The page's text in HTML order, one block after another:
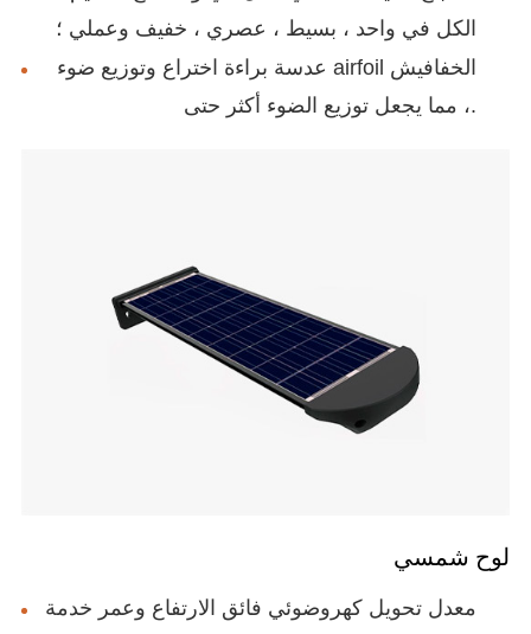
الكل في واحد ، بسيط ، عصري ، خفيف وعملي ؛
عدسة براءة اختراع وتوزيع ضوء airfoil الخفافيش
، مما يجعل توزيع الضوء أكثر حتى.
لوح شمسي
معدل تحويل كهروضوئي فائق الارتفاع وعمر خدمة